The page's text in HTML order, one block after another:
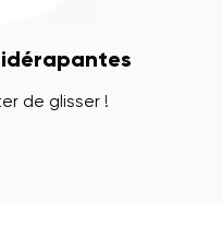
de glisser !